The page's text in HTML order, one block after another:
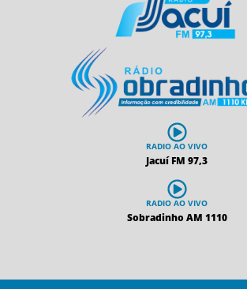
RADIO AO VIVO
Jacuí FM 97,3
RADIO AO VIVO
Sobradinho AM 1110